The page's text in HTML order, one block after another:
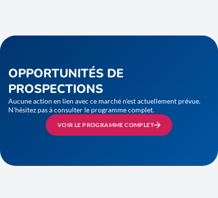
OPPORTUNITÉS DE
PROSPECTIONS
Aucune action en lien avec ce marché n'est actuellement prévue.
N'hésitez pas à consulter le programme complet.
VOIR LE PROGRAMME COMPLET